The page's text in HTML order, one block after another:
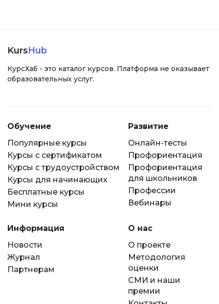
KursHub
КурсХаб - это каталог курсов. Платформа не оказывает
образовательных услуг.
Обучение
Популярные курсы
Курсы с сертификатом
Курсы с трудоустройством
Курсы для начинающих
Бесплатные курсы
Мини курсы
Развитие
Онлайн-тесты
Профориентация
Профориентация
для школьников
Профессии
Вебинары
Информация
Новости
Журнал
Партнерам
О нас
О проекте
Методология
оценки
СМИ и наши
премии